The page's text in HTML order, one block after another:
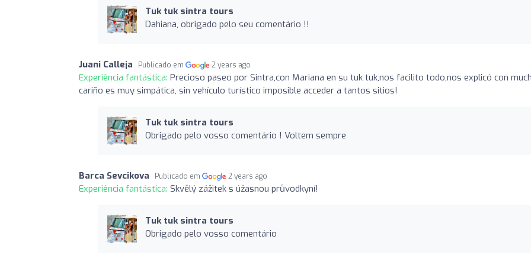
Tuk tuk sintra tours
Dahiana, obrigado pelo seu comentário !!
Juani Calleja Publicado em 2 years ago
Experiência fantástica: Precioso paseo por Sintra,con Mariana en su tuk tuk,nos facilito todo,nos explicó con
cariño es muy simpática, sin vehículo turístico imposible acceder a tantos sitios!
Tuk tuk sintra tours
Obrigado pelo vosso comentário ! Voltem sempre
Barca Sevcikova Publicado em 2 years ago
Experiência fantástica: Skvělý zážitek s úžasnou průvodkyní!
Tuk tuk sintra tours
Obrigado pelo vosso comentário